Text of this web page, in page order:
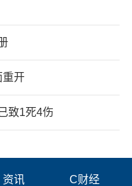
重开
致1死4伤
资讯 C财经